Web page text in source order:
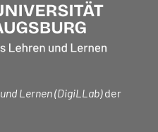
Lernen (DigiLLab)der